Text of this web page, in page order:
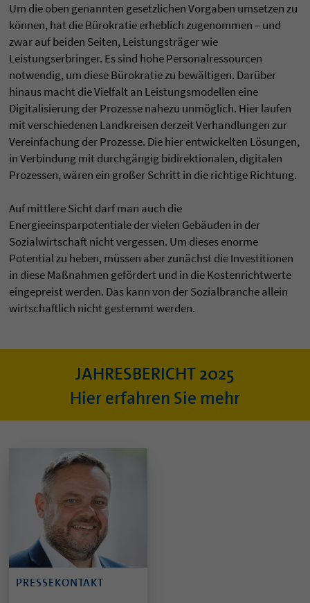
Um die oben genannten gesetzlichen Vorgaben umsetzen zu
können, hat die Bürokratie erheblich zugenommen – und
zwar auf beiden Seiten, Leistungsträger wie
Leistungserbringer. Es sind hohe Personalressourcen
notwendig, um diese Bürokratie zu bewältigen. Darüber
hinaus macht die Vielfalt an Leistungsmodellen eine
Digitalisierung der Prozesse nahezu unmöglich. Hier laufen
mit verschiedenen Landkreisen derzeit Verhandlungen zur
Vereinfachung der Prozesse. Die hier entwickelten Lösungen,
in Verbindung mit durchgängig bidirektionalen, digitalen
Prozessen, wären ein großer Schritt in die richtige Richtung.
Auf mittlere Sicht darf man auch die
Energieeinsparpotentiale der vielen Gebäuden in der
Sozialwirtschaft nicht vergessen. Um dieses enorme
Potential zu heben, müssen aber zunächst die Investitionen
in diese Maßnahmen gefördert und in die Kostenrichtwerte
eingepreist werden. Das kann von der Sozialbranche allein
wirtschaftlich nicht gestemmt werden.
JAHRESBERICHT 2025
Hier erfahren Sie mehr
PRESSEKONTAKT